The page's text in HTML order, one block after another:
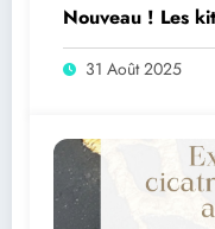
Nouveau ! Les
31 Août 2025